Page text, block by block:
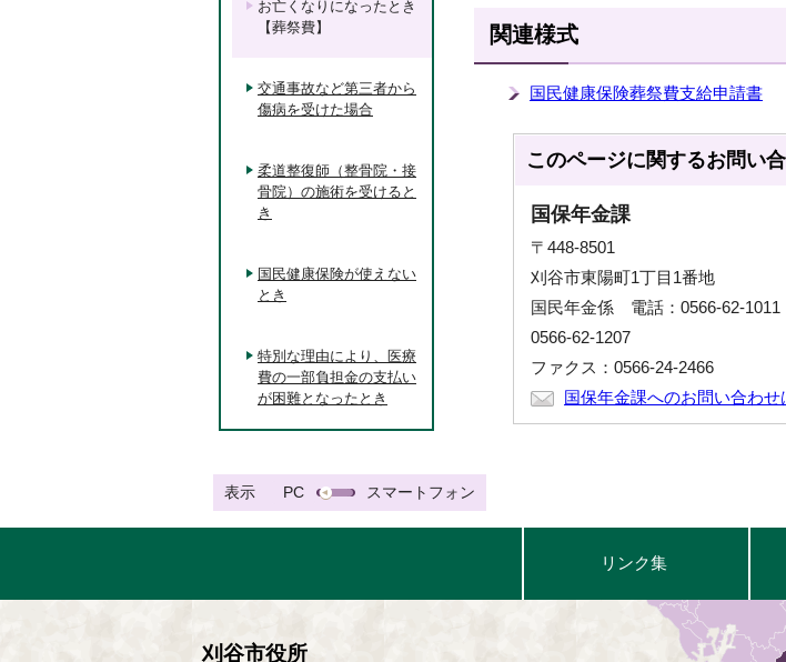
関連様式
国民健康保険葬祭費支給申請書
このページに関するお問い
国保年金課
〒448-8501
刈谷市東陽町1丁目1番地
国民年金係 電話：0566-62-
0566-62-1207
ファクス：0566-24-2466
国保年金課へのお問い合わせ
お亡くなりになったとき
【葬祭費】
交通事故など第三者から
傷病を受けた場合
柔道整復師（整骨院・接
骨院）の施術を受けると
き
国民健康保険が使えない
とき
特別な理由により、医療
費の一部負担金の支払い
が困難となったとき
表示 PC スマートフォン
リンク集
刈谷市役所